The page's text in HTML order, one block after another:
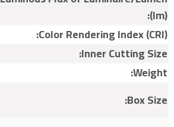
(lm):
Color Rendering Index (CRI):
Inner Cutting Size:
Weight:
Box Size: